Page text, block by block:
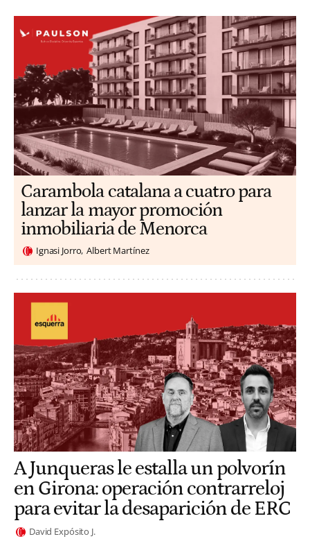
Carambola catalana a cuatro para
lanzar la mayor promoción
inmobiliaria de Menorca
Ignasi Jorro Albert Martínez
A Junqueras le estalla un polvorín
en Girona: operación contrarreloj
para evitar la desaparición de ERC
David Expósito J.